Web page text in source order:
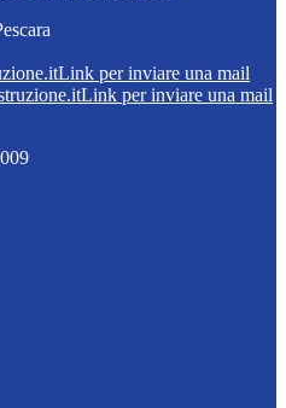
Link per inviare una mail
Link per inviare una mail